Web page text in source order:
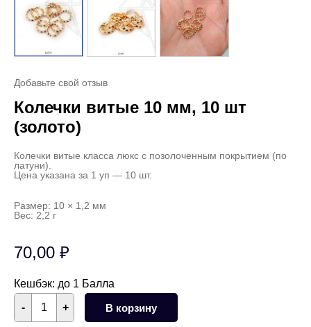
Добавьте свой отзыв
Колечки витые 10 мм, 10 шт
(золото)
Колечки витые класса люкс с позолоченным покрытием (по
латуни).
Цена указана за 1 уп — 10 шт.
Размер: 10 × 1,2 мм
Вес: 2,2 г
70,00 ₽
Кешбэк: до 1 Балла
+
Количество
товара
Колечки
- В корзину